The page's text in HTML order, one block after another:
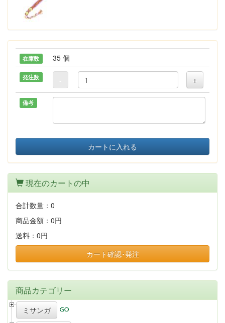
在庫数 35 個
発注数 - +
備考
カートに入れる
現在のカートの中
合計数量： 0
商品金額： 0円
送料： 0円
カート確認･発注
商品カテゴリー
ミサンガ